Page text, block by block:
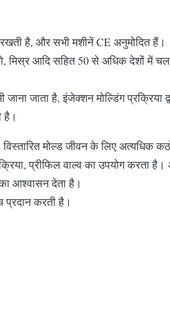
है, और सभी मशीनें CE अनुमोदित हैं।
मिस्र आदि सहित 50 से अधिक देशों में
जाता है, इंजेक्शन मोल्डिंग प्रक्रिया
है।
मोल्ड जीवन के लिए अत्यधिक
प्रीफिल वाल्व का उपयोग करता
आश्वासन देता है।
करती है।